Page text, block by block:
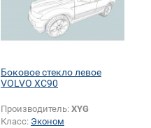
Боковое стекло левое
VOLVO XC90
Производитель: XYG
Класс: Эконом